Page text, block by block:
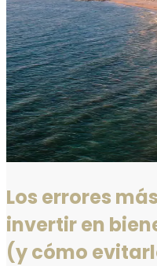
Los errores
invertir en
(y cómo